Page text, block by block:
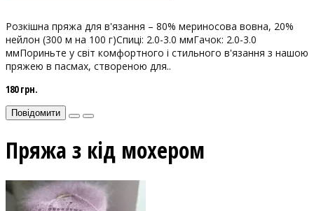
Розкішна пряжа для в'язання – 80% мериносова вовна, 20%
нейлон (300 м на 100 г)Спиці: 2.0-3.0 ммГачок: 2.0-3.0
ммПориньте у світ комфортного і стильного в'язання з нашою
пряжею в пасмах, створеною для..
180 грн.
Повідомити
Пряжа з кід мохером